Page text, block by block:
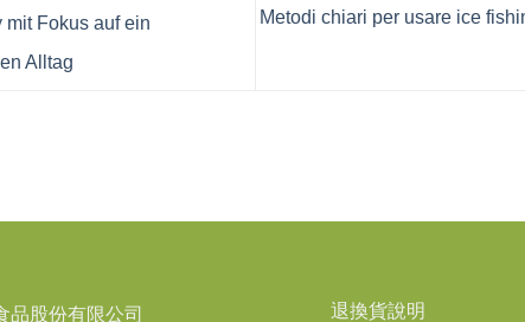
Fokus auf ein
Alltag
Metodi chiari per usare ice
品股份有限公司 退換貨說明